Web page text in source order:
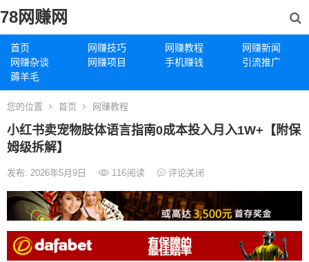
78网赚网
首页 网赚技巧 网赚教程
网赚新闻
网赚杂谈
网赚项目 手机赚钱
引流推广
薅羊毛
您的位置 首页 网赚教程
小红书卖宠物肢体语言指南0成本投入月入1W+【附保
姆级拆解】
发布: 2026年5月9日 116阅读 评论关闭